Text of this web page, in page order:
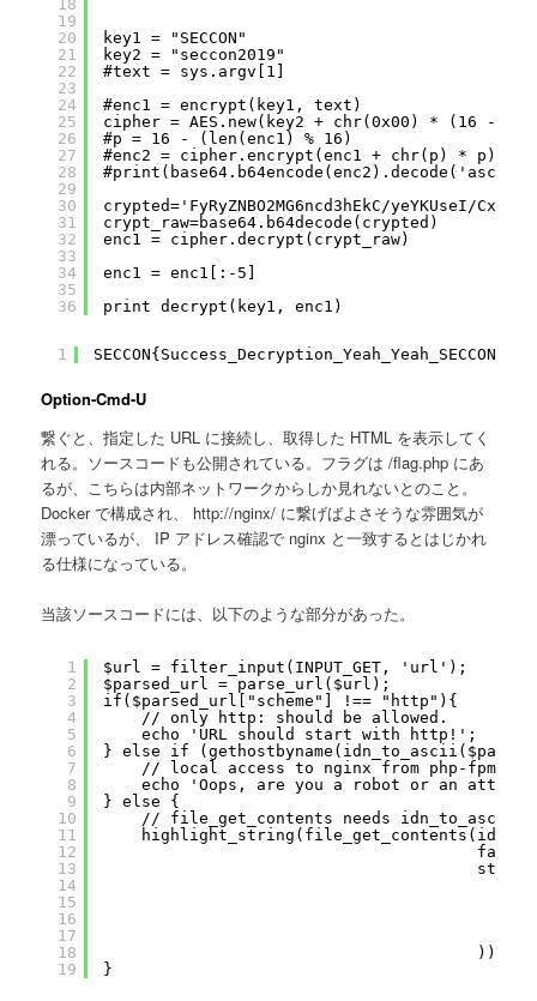
18
19
20
21
22
23
24
25
26
27
28
29
30
31
32
33
34
35
36
key1 = "SECCON"
key2 = "seccon2019"
#text = sys.argv[1]
#enc1 = encrypt(key1, text)
cipher = AES.new(key2 + chr(0x00) * (16 -
#p = 16 - (len(enc1) % 16)
#enc2 = cipher.encrypt(enc1 + chr(p) * p)
crypted='FyRyZNBO2MG6ncd3hEkC/yeYKUseI/
crypt_raw=base64.b64decode(crypted)
enc1 = cipher.decrypt(crypt_raw)
enc1 = enc1[:-5]
print decrypt(key1, enc1)
1 SECCON{Success_Decryption_Yeah_Yeah_SECCON}
Option-Cmd-U
繋ぐと、指定した URL に接続し、取得した HTML を表示してく
れる。ソースコードも公開されている。フラグは /flag.php にあ
るが、こちらは内部ネットワークからしか見れないとのこと。
Docker で構成され、 http://nginx/ に繋げばよさそうな雰囲気が
漂っているが、 IP アドレス確認で nginx と一致するとはじかれ
る仕様になっている。
当該ソースコードには、以下のような部分があった。
1
2
3
4
5
6
7
8
9
10
11
12
13
14
15
16
17
18
19
$url = filter_input(INPUT_GET, 'url');
$parsed_url =
if($parsed_url["scheme"] !== "http"){
// only http: should be allowed.
echo 'URL should start with http!';
} else if
// local access to nginx from php-fpm
echo 'Oops, are you a robot or an
} else {
// file_get_contents needs
false,
))));
}